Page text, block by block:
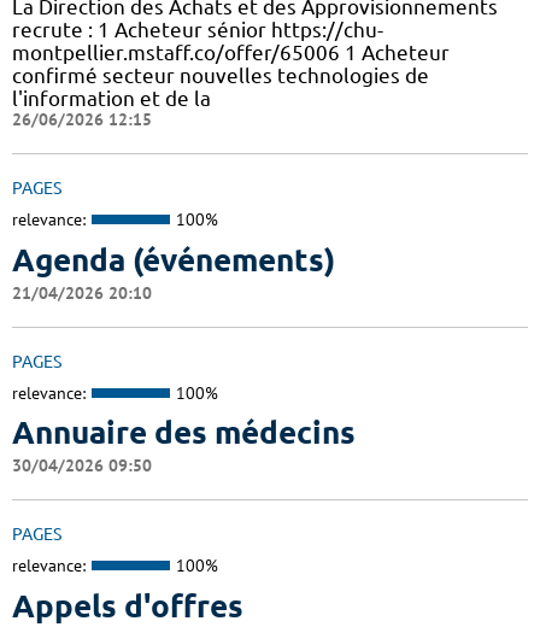
La Direction des Achats et des Approvisionnements
recrute : 1 Acheteur sénior https://chu-
montpellier.mstaff.co/offer/65006 1 Acheteur
confirmé secteur nouvelles technologies de
l'information et de la
26/06/2026 12:15
PAGES
relevance: 100%
Agenda (événements)
21/04/2026 20:10
PAGES
relevance: 100%
Annuaire des médecins
30/04/2026 09:50
PAGES
relevance: 100%
Appels d'offres